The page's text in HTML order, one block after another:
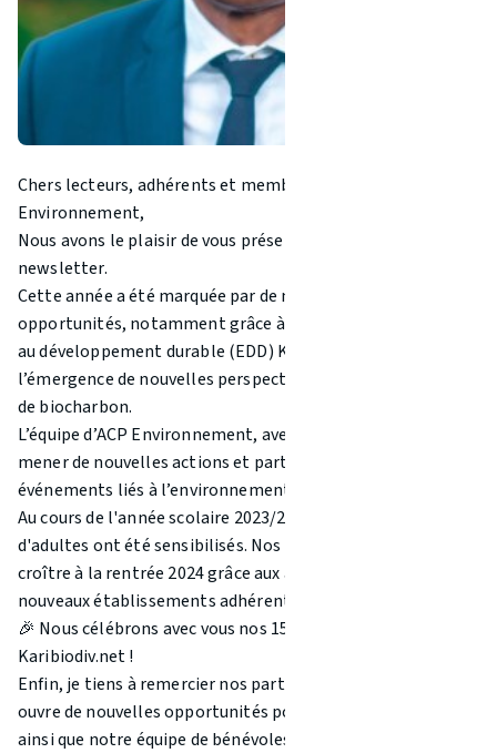
Chers lecteurs, adhérents et membres d'ACP
Environnement,
Nous avons le plaisir de vous présenter notre sixième
newsletter.
Cette année a été marquée par de nombreuses
opportunités, notamment grâce à notre projet d’éducation
au développement durable (EDD) Karibiodiv et à
l’émergence de nouvelles perspectives dans la production
de biocharbon.
L’équipe d’ACP Environnement, avec ses partenaires, a pu
mener de nouvelles actions et participer à de nombreux
événements liés à l’environnement.
Au cours de l'année scolaire 2023/2024, 400 élèves et autant
d'adultes ont été sensibilisés. Nos chiffres continueront de
croître à la rentrée 2024 grâce aux ateliers prévus avec de
nouveaux établissements adhérents au projet.
🎉 Nous célébrons avec vous nos 150 000 visites sur
Karibiodiv.net !
Enfin, je tiens à remercier nos partenaires, dont le soutien
ouvre de nouvelles opportunités pour notre association,
ainsi que notre équipe de bénévoles, qui ne cesse de